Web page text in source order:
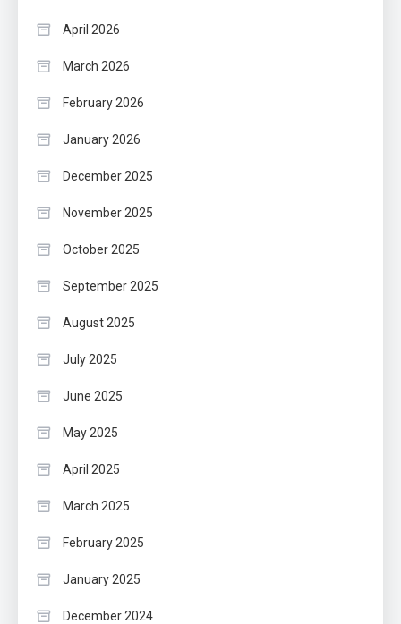
April 2026
March 2026
February 2026
January 2026
December 2025
November 2025
October 2025
September 2025
August 2025
July 2025
June 2025
May 2025
April 2025
March 2025
February 2025
January 2025
December 2024